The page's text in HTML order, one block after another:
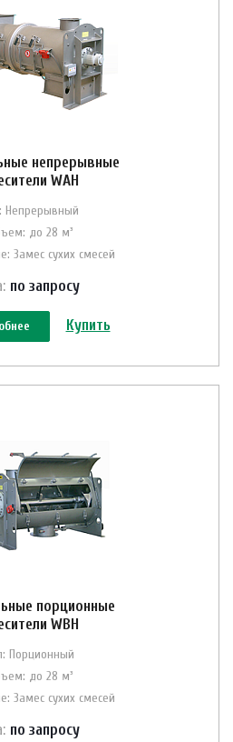
непрерывные
WAH
Непрерывный
до 28 м³
Замес сухих смесей
по запросу
Купить
порционные
WBH
Порционный
до 28 м³
Замес сухих смесей
по запросу